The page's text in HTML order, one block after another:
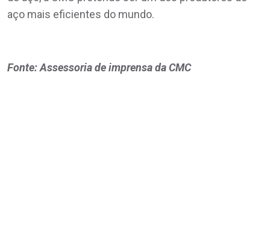
aço mais eficientes do mundo.
Fonte: Assessoria de imprensa da CMC